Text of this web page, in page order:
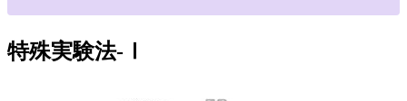
特殊実験法-Ⅰ